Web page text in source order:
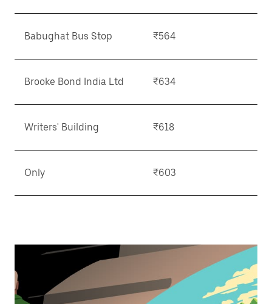
Babughat Bus Stop ₹564
Brooke Bond India Ltd ₹634
Writers' Building ₹618
Only ₹603